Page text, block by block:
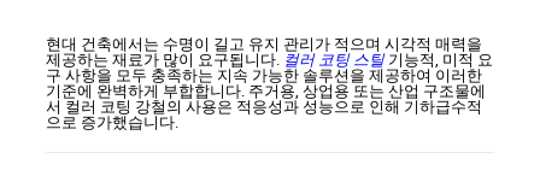
현대 건축에서는 수명이 길고 유지 관리가 적으며 시각적 매력을
제공하는 재료가 많이 요구됩니다. 컬러 코팅 스틸기능적, 미적 요
구 사항을 모두 충족하는 지속 가능한 솔루션을 제공하여 이러한
기준에 완벽하게 부합합니다. 주거용, 상업용 또는 산업 구조물에
서 컬러 코팅 강철의 사용은 적응성과 성능으로 인해 기하급수적
으로 증가했습니다.